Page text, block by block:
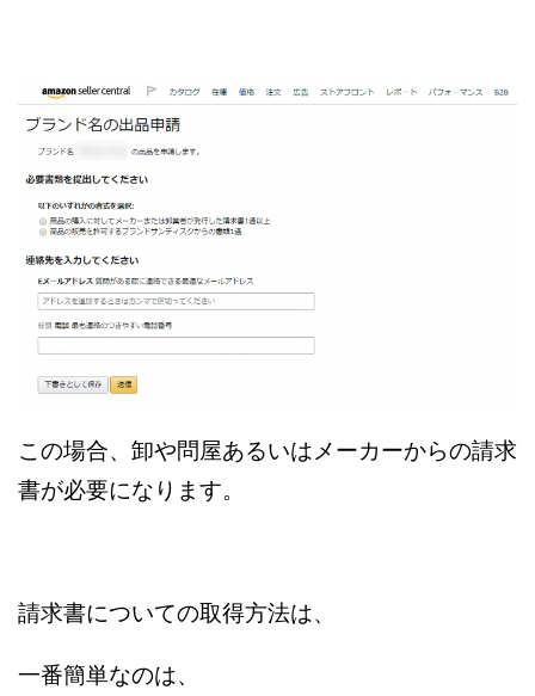
この場合、卸や問屋あるいはメーカーからの請求
書が必要になります。
請求書についての取得方法は、
一番簡単なのは、